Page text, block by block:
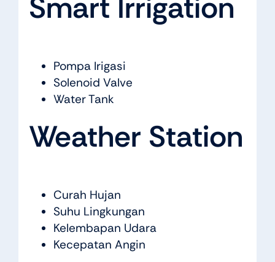
Smart Irrigation
Pompa Irigasi
Solenoid Valve
Water Tank
Weather Station
Curah Hujan
Suhu Lingkungan
Kelembapan Udara
Kecepatan Angin